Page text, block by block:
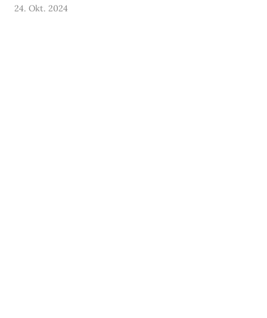
24. Okt. 2024